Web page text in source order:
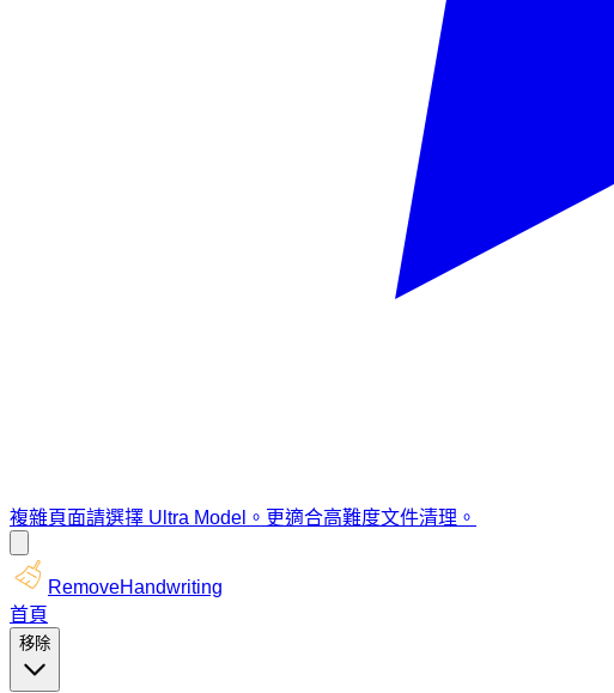
複雜頁面請選擇 Ultra Model。更適合高難度文件清理。
RemoveHandwriting
首頁
移除